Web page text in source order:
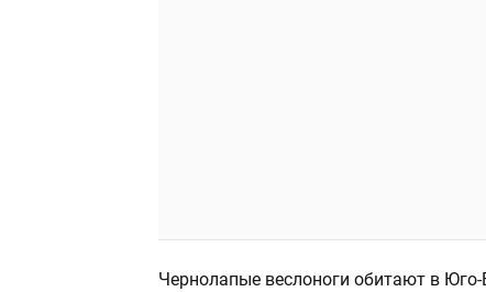
Чернолапые веслоноги обитают в